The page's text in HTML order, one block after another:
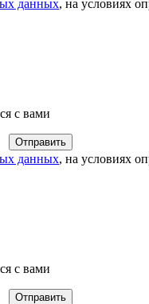
данных, на условиях
с вами
данных, на условиях
с вами